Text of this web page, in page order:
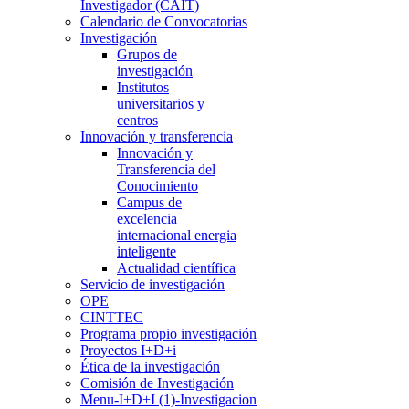
Investigador (CAIT)
Calendario de Convocatorias
Investigación
Grupos de
investigación
Institutos
universitarios y
centros
Innovación y transferencia
Innovación y
Transferencia del
Conocimiento
Campus de
excelencia
internacional energia
inteligente
Actualidad científica
Servicio de investigación
OPE
CINTTEC
Programa propio investigación
Proyectos I+D+i
Ética de la investigación
Comisión de Investigación
Menu-I+D+I (1)-Investigacion